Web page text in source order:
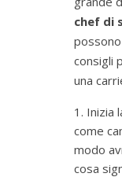
chef di
consigli
una
Inizia
come
modo
cosa